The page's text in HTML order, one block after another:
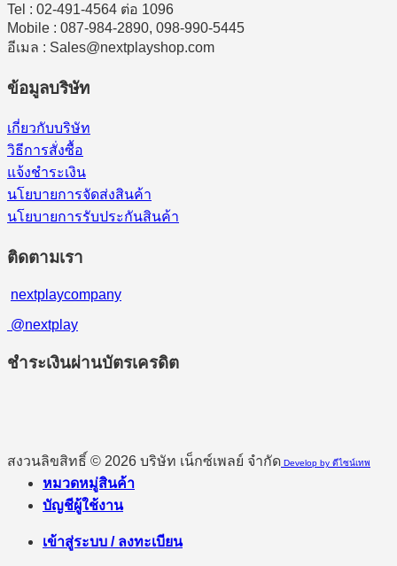
Tel : 02-491-4564 ต่อ 1096
Mobile : 087-984-2890, 098-990-5445
อีเมล : Sales@nextplayshop.com
ข้อมูลบริษัท
เกี่ยวกับบริษัท
วิธีการสั่งซื้อ
แจ้งชำระเงิน
นโยบายการจัดส่งสินค้า
นโยบายการรับประกันสินค้า
ติดตามเรา
nextplaycompany
@nextplay
ชำระเงินผ่านบัตรเครดิต
สงวนลิขสิทธิ์ © 2026 บริษัท เน็กซ์เพลย์ จำกัด Develop by ดีไซน์เทพ
หมวดหมู่สินค้า
บัญชีผู้ใช้งาน
เข้าสู่ระบบ / ลงทะเบียน